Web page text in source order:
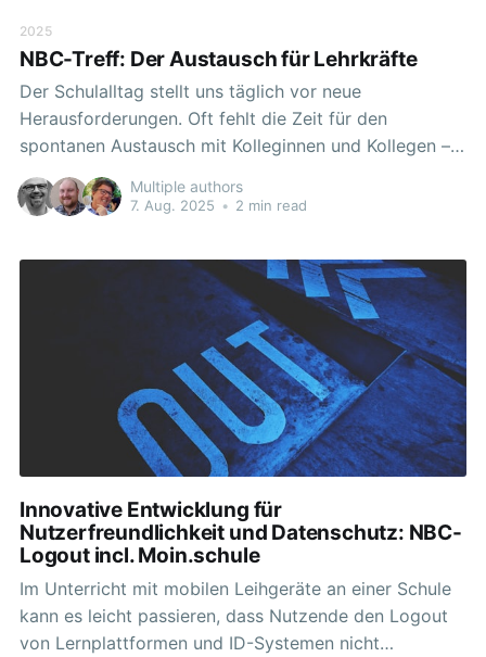
2025
NBC-Treff: Der Austausch für Lehrkräfte
Der Schulalltag stellt uns täglich vor neue
Herausforderungen. Oft fehlt die Zeit für den
spontanen Austausch mit Kolleginnen und Kollegen –
oder die passenden Ansprechpartner sind an der
eigenen Schule nicht verfügbar. Gleichzeitig tauchen
Räumen, zu integrierten digitalen Tools oder zu
Multiple authors
7. Aug. 2025 • 2 min read
Innovative Entwicklung für
Nutzerfreundlichkeit und Datenschutz: NBC-
Logout incl. Moin.schule
Im Unterricht mit mobilen Leihgeräte an einer Schule
kann es leicht passieren, dass Nutzende den Logout
von Lernplattformen und ID-Systemen nicht